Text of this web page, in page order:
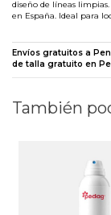
diseño de líneas
en España. Ideal para
Envíos gratuitos a
de talla gratuito en
También